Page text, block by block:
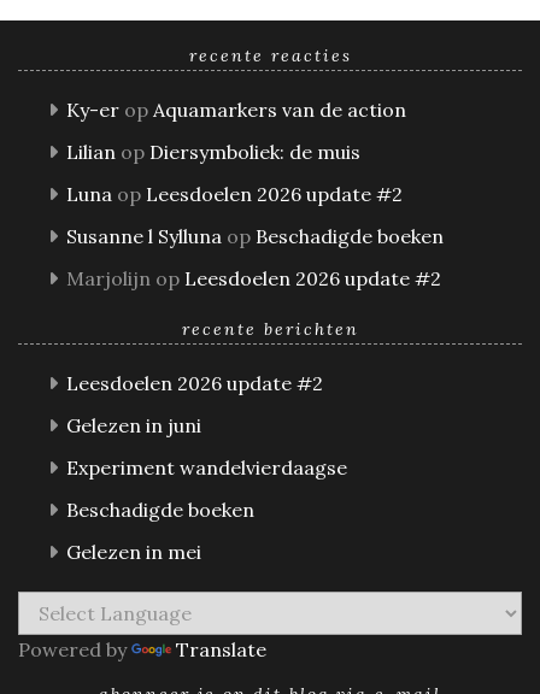
recente reacties
Ky-er op Aquamarkers van de action
Lilian op Diersymboliek: de muis
Luna op Leesdoelen 2026 update #2
Susanne l Sylluna op Beschadigde boeken
Marjolijn op Leesdoelen 2026 update #2
recente berichten
Leesdoelen 2026 update #2
Gelezen in juni
Experiment wandelvierdaagse
Beschadigde boeken
Gelezen in mei
Powered by Translate